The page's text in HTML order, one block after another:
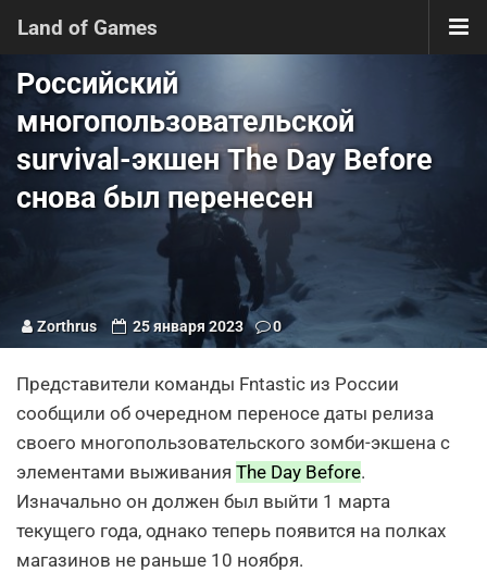
Land of Games
Российский
многопользовательской
survival-экшен The Day Before
снова был перенесен
Zorthrus 25 января 2023 0
Представители команды Fntastic из России
сообщили об очередном переносе даты релиза
своего многопользовательского зомби-экшена с
элементами выживания The Day Before.
Изначально он должен был выйти 1 марта
текущего года, однако теперь появится на полках
магазинов не раньше 10 ноября.